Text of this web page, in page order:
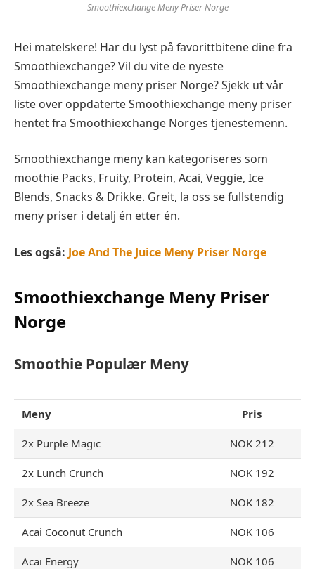
Smoothiexchange Meny Priser Norge
Hei matelskere! Har du lyst på favorittbitene dine fra
Smoothiexchange? Vil du vite de nyeste
Smoothiexchange meny priser Norge? Sjekk ut vår
liste over oppdaterte Smoothiexchange meny priser
hentet fra Smoothiexchange Norges tjenestemenn.
Smoothiexchange meny kan kategoriseres som
moothie Packs, Fruity, Protein, Acai, Veggie, Ice
Blends, Snacks & Drikke. Greit, la oss se fullstendig
meny priser i detalj én etter én.
Les også: Joe And The Juice Meny Priser Norge
Smoothiexchange Meny Priser
Norge
Smoothie Populær Meny
Meny Pris
2x Purple Magic NOK 212
2x Lunch Crunch NOK 192
2x Sea Breeze NOK 182
Acai Coconut Crunch NOK 106
Acai Energy NOK 106